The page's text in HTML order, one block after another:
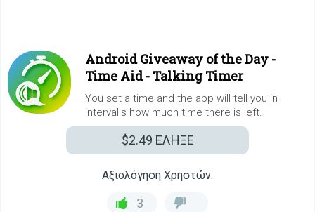
Android Giveaway of the Day -
Time Aid - Talking Timer
You set a time and the app will tell you in
intervalls how much time there is left.
$2.49 ΕΛΗΞΕ
Αξιολόγηση Χρηστών:
3